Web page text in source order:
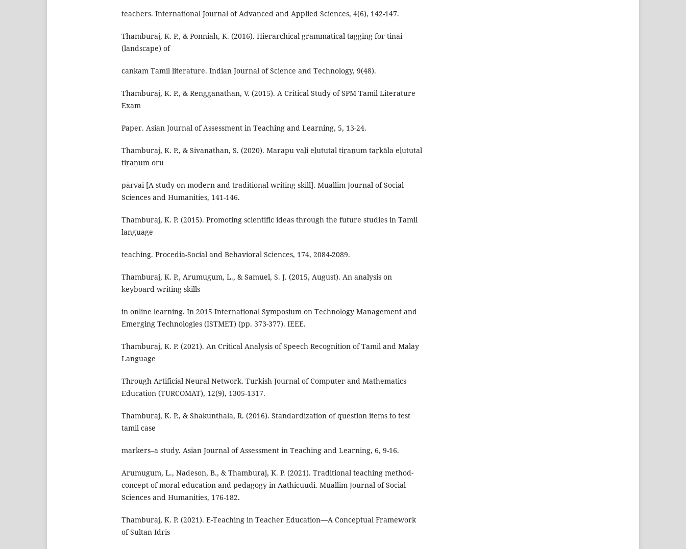
teachers. International Journal of Advanced and Applied Sciences, 4(6), 142-147.
Thamburaj, K. P., & Ponniah, K. (2016). Hierarchical grammatical tagging for tinai
(landscape) of
cankam Tamil literature. Indian Journal of Science and Technology, 9(48).
Thamburaj, K. P., & Rengganathan, V. (2015). A Critical Study of SPM Tamil Literature
Exam
Paper. Asian Journal of Assessment in Teaching and Learning, 5, 13-24.
Thamburaj, K. P., & Sivanathan, S. (2020). Marapu vaḻi eḻututal tiṟaṉum taṟkāla eḻututal
tiṟaṉum oru
pārvai [A study on modern and traditional writing skill]. Muallim Journal of Social
Sciences and Humanities, 141-146.
Thamburaj, K. P. (2015). Promoting scientific ideas through the future studies in Tamil
language
teaching. Procedia-Social and Behavioral Sciences, 174, 2084-2089.
Thamburaj, K. P., Arumugum, L., & Samuel, S. J. (2015, August). An analysis on
keyboard writing skills
in online learning. In 2015 International Symposium on Technology Management and
Emerging Technologies (ISTMET) (pp. 373-377). IEEE.
Thamburaj, K. P. (2021). An Critical Analysis of Speech Recognition of Tamil and Malay
Language
Through Artificial Neural Network. Turkish Journal of Computer and Mathematics
Education (TURCOMAT), 12(9), 1305-1317.
Thamburaj, K. P., & Shakunthala, R. (2016). Standardization of question items to test
tamil case
markers–a study. Asian Journal of Assessment in Teaching and Learning, 6, 9-16.
Arumugum, L., Nadeson, B., & Thamburaj, K. P. (2021). Traditional teaching method-
concept of moral education and pedagogy in Aathicuudi. Muallim Journal of Social
Sciences and Humanities, 176-182.
Thamburaj, K. P. (2021). E-Teaching in Teacher Education—A Conceptual Framework
of Sultan Idris